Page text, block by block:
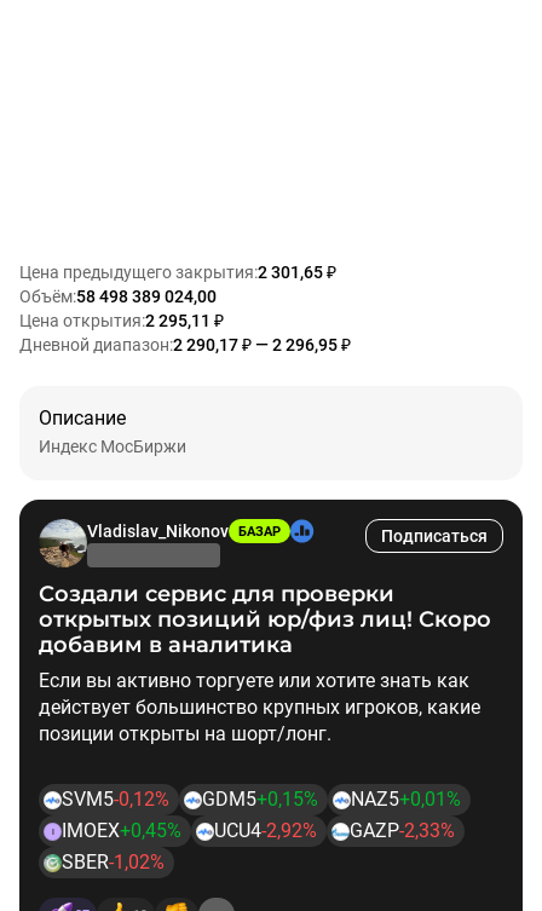
Цена предыдущего закрытия:2 301,65 ₽
Объём:58 498 389 024,00
Цена открытия:2 295,11 ₽
Дневной диапазон:2 290,17 ₽ — 2 296,95 ₽
Описание
Индекс МосБиржи
Vladislav_Nikonov БАЗАР Подписаться
Создали сервис для проверки
открытых позиций юр/физ лиц! Скоро
добавим в аналитика
Если вы активно торгуете или хотите знать как
действует большинство крупных игроков, какие
позиции открыты на шорт/лонг.
Кто больше покупает актив - юридические лица
или физические лица?
Удобная тепловая карта для сравнений,
отслеживание изменения позиций в акциях ​
SVM5-0,12% GDM5+0,15% NAZ5+0,01%
I IMOEX+0,45% UCU4-2,92% GAZP-2,33%
SBER-1,02%